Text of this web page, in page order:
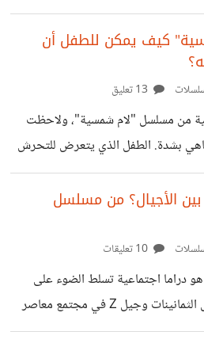
محفوظ، بالإضافة إلى أفلام
في عدة مهرجانات. كما
أربع مرات. التمثيل علمني
بل عن نفسي أيضاً. كل دور قمت
لشخصيتي، وساهم في توسيع آفاق
الإجابة على كافة استفساراتكم
كيف يمكن للطفل أن
من مسلسل "لام شمسية"، ولاحظت
بشدة. الطفل الذي يتعرض للتحرش
بدا متعلقا بشخصية المتحرش
شاهين وأرسل لها رسالة عبر الهاتف
هذه المشاعر التي ظهر بها الطفل
للطفل أن يتعلق ويحب المتحرش؟
من أن يظهر عدائيته أو استغلاله،
من موضع ضعف، مثلا طفل مهمل من
الأجيال؟ من مسلسل
دراما اجتماعية تسلط الضوء على
الفجوة الكبيرة بين جيل الثمانينات وجيل Z في مجتمع معاصر
سمير غانم" أن تدخل الجامعه بدلًا